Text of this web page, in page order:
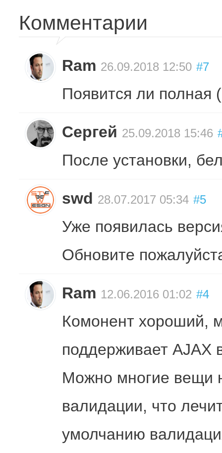
Комментарии
Ram 26.09.2018 12:50 #7
Появится ли полная
Сергей 25.09.2018 15:46
После установки,
swd 28.07.2017 05:34 #5
Уже появилась
Обновите
Ram 12.06.2016 01:02 #4
Комонент хороший,
поддерживает AJAX
Можно многие вещи
валидации, что
умолчанию